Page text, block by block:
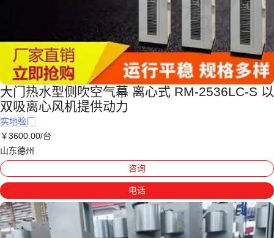
大门热水型侧吹空气幕 离心式 RM-2536LC-S 以
双吸离心风机提供动力
实地验厂
￥3600 .00/台
山东德州
咨询
电话